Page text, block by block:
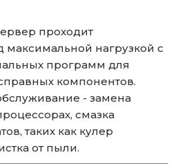
проходит
максимальной нагрузкой с
программ для
компонентов.
- замена
смазка
таких как кулер
от пыли.